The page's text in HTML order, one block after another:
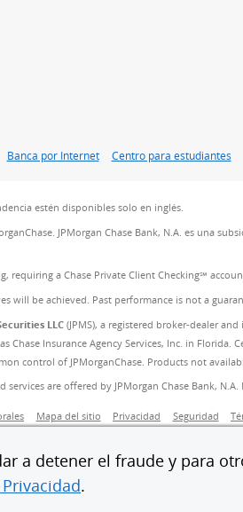
a detener el fraude y para
.
Banca por Internet Centro para estudiantes
estén disponibles solo en inglés.
JPMorgan Chase Bank, N.A. es una
requiring a Chase Private Client Checking℠
will be achieved. Past performance is not a
LLC(JPMS), a registered broker-dealer
Insurance Agency Services, Inc. in Florida.
control of JPMorganChase. Products not
are offered by JPMorgan Chase Bank, N.A.
(Se abre en superposición)
Mapa del sitio Privacidad Seguridad